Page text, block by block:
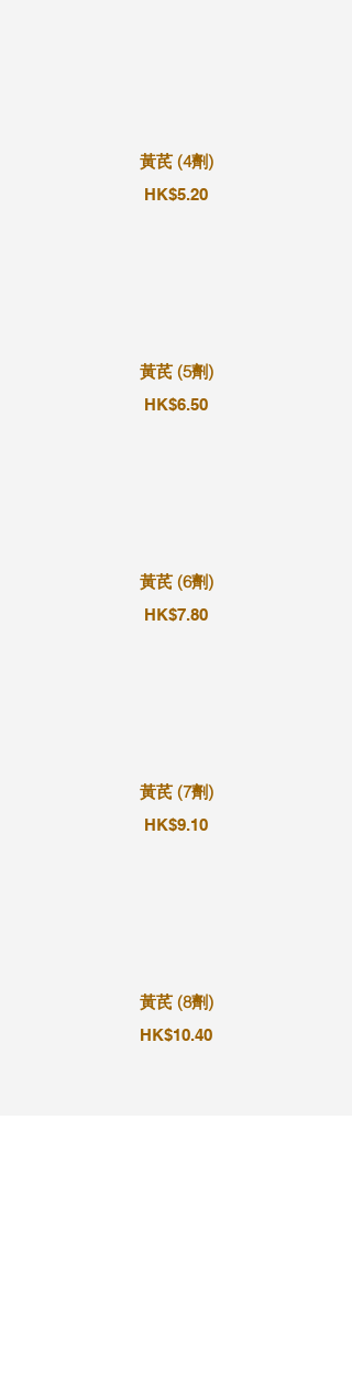
黃芪 (4劑)
HK$5.20
黃芪 (5劑)
HK$6.50
黃芪 (6劑)
HK$7.80
黃芪 (7劑)
HK$9.10
黃芪 (8劑)
HK$10.40